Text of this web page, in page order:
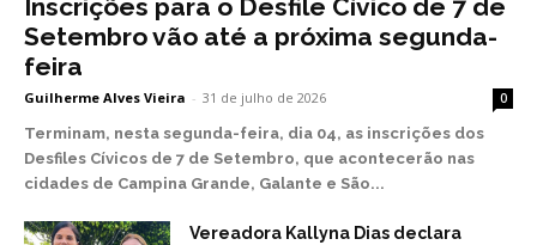
Inscrições para o Desfile Cívico de 7 de
Setembro vão até a próxima segunda-
feira
Guilherme Alves Vieira - 31 de julho de 2026 0
Terminam, nesta segunda-feira, dia 04, as inscrições dos
Desfiles Cívicos de 7 de Setembro, que acontecerão nas
cidades de Campina Grande, Galante e São...
Vereadora Kallyna Dias declara